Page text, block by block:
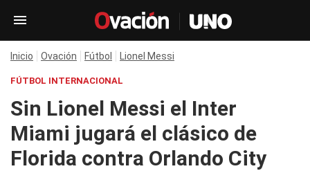
Inicio Ovación Fútbol Lionel Messi
FÚTBOL INTERNACIONAL
Sin Lionel Messi el Inter
Miami jugará el clásico de
Florida contra Orlando City